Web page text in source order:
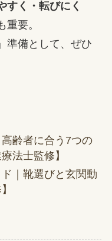
すく・転びにく
重要。
準備として、ぜひ
齢者に合う7つの
法士監修】
｜靴選びと玄関動